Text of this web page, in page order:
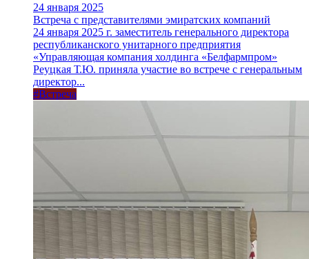
24 января 2025
Встреча с представителями эмиратских компаний
24 января 2025 г. заместитель генерального директора
республиканского унитарного предприятия
«Управляющая компания холдинга «Белфармпром»
Реуцкая Т.Ю. приняла участие во встрече с генеральным
директор...
#Встреча